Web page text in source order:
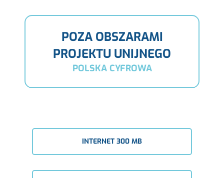
POZA OBSZARAMI
PROJEKTU UNIJNEGO
POLSKA CYFROWA
INTERNET 300 MB